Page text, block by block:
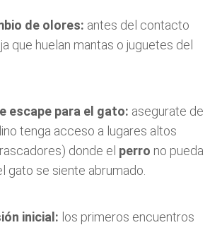
de olores: antes del contacto
que huelan mantas o juguetes del
escape para el gato: asegurate de
tenga acceso a lugares altos
donde el perro no pueda
gato se siente abrumado.
inicial: los primeros encuentros